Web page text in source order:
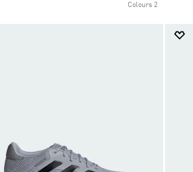
2 Colours